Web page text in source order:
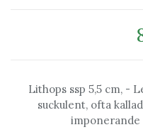
Lithops ssp 5,5 cm, -
suckulent, ofta
imponerande